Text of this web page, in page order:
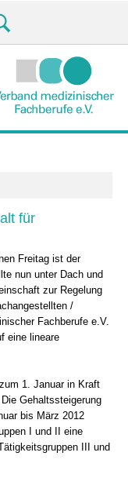
für
Freitag ist der
nun unter Dach und
zur Regelung
/
Fachberufe e.V.
eine lineare
1. Januar in Kraft
Gehaltssteigerung
bis März 2012
I und II eine
III und